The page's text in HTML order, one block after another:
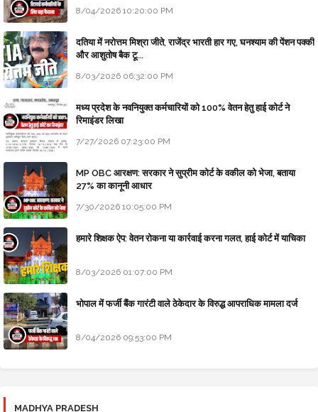
8/04/2026 10:20:00 PM
दतिया में नरोत्तम मिश्रा जीते, राजेंद्र भारती हार गए, घनश्याम की पेंशन पक्की
और आशुतोष बैक टू...
8/03/2026 06:32:00 PM
मध्य प्रदेश के नवनियुक्त कर्मचारियों को 100% वेतन हेतु हाई कोर्ट ने
रिमाइंडर लिखा
7/27/2026 07:23:00 PM
MP OBC आरक्षण: सरकार ने सुप्रीम कोर्ट के वकील को भेजा, बताया
27% का कानूनी आधार
7/30/2026 10:05:00 PM
हमारे शिक्षक ऐप: वेतन रोकना या कार्रवाई करना गलत, हाई कोर्ट में याचिका
8/03/2026 01:07:00 PM
भोपाल में फर्जी बैंक गारंटी वाले ठेकेदार के विरुद्ध आपराधिक मामला दर्ज
8/04/2026 09:53:00 PM
MADHYA PRADESH